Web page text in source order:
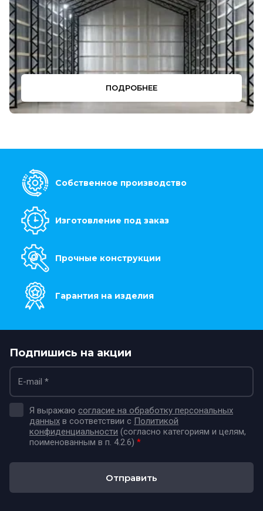
ПОДРОБНЕЕ
Собственное производство
Изготовление под заказ
Прочные конструкции
Гарантия на изделия
Подпишись на акции
Я выражаю согласие на обработку персональных
данных в соответствии с Политикой
конфиденциальности (согласно категориям и целям,
поименованным в п. 4.2.6) *
Отправить